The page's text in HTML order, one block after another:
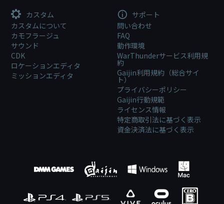
カスタム
カスタムについて
カモフラージュ
サウンド
CDK
ロケーションエディタ
ミッションエディタ
サポート
問い合わせ
FAQ
動作環境
WarThunderサービス利用規
約
Gaijin利用規約（総合サイ
ト）
プライバシーポリシー
Gaijin行動規範
ライセンス情報
特定商取引法に基づく表示
資金決済法に基づく表示